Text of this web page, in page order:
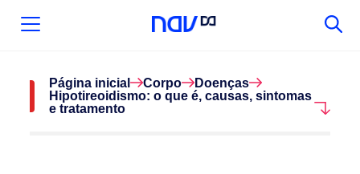
Página inicial Corpo
Doenças
Hipotireoidismo: o que é, causas, sintomas
e tratamento